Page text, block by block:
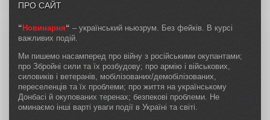
ПРО САЙТ
“ Новинарня“ – український ньюзрум. Без фейків. В курсі
важливих подій.
Ми пишемо насамперед про війну з російськими окупантами;
про Збройні сили та їх розбудову; про армію і військових,
силовиків і ветеранів, мобілізованих/демобілізованих,
переселенців та їх проблеми; про життя на українському
Донбасі й окупованих теренах; безпекові проблеми. Не
оминаємо інші варті уваги події в Україні та світі.